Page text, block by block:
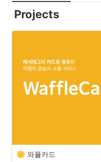
Projects
와플카드